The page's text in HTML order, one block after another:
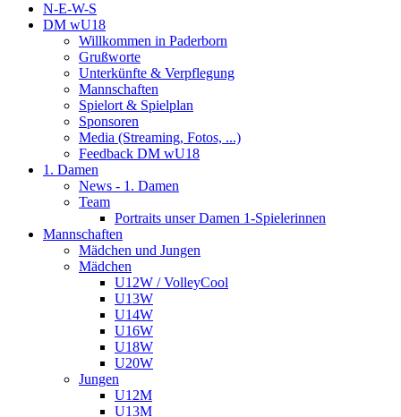
N-E-W-S
DM wU18
Willkommen in Paderborn
Grußworte
Unterkünfte & Verpflegung
Mannschaften
Spielort & Spielplan
Sponsoren
Media (Streaming, Fotos, ...)
Feedback DM wU18
1. Damen
News - 1. Damen
Team
Portraits unser Damen 1-Spielerinnen
Mannschaften
Mädchen und Jungen
Mädchen
U12W / VolleyCool
U13W
U14W
U16W
U18W
U20W
Jungen
U12M
U13M